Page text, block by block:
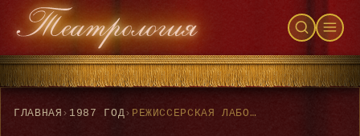
ГЛАВНАЯ › 1987 ГОД› РЕЖИССЕРСКАЯ ЛАБОРАТОРИЯ ГЕОРГИЯ ТОВСТОНОГОВА (22-27.3.87 БДТ)